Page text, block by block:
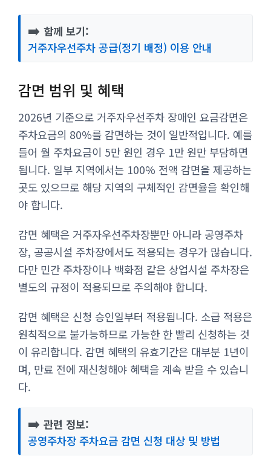
➡️ 함께 보기:
거주자우선주차 공급(정기 배정) 이용 안내
감면 범위 및 혜택
2026년 기준으로 거주자우선주차 장애인 요금감면은
주차요금의 80%를 감면하는 것이 일반적입니다. 예를
들어 월 주차요금이 5만 원인 경우 1만 원만 부담하면
됩니다. 일부 지역에서는 100% 전액 감면을 제공하는
곳도 있으므로 해당 지역의 구체적인 감면율을 확인해
야 합니다.
감면 혜택은 거주자우선주차장뿐만 아니라 공영주차
장, 공공시설 주차장에서도 적용되는 경우가 많습니다.
다만 민간 주차장이나 백화점 같은 상업시설 주차장은
별도의 규정이 적용되므로 주의해야 합니다.
감면 혜택은 신청 승인일부터 적용됩니다. 소급 적용은
원칙적으로 불가능하므로 가능한 한 빨리 신청하는 것
이 유리합니다. 감면 혜택의 유효기간은 대부분 1년이
며, 만료 전에 재신청해야 혜택을 계속 받을 수 있습니
다.
➡️ 관련 정보:
공영주차장 주차요금 감면 신청 대상 및 방법